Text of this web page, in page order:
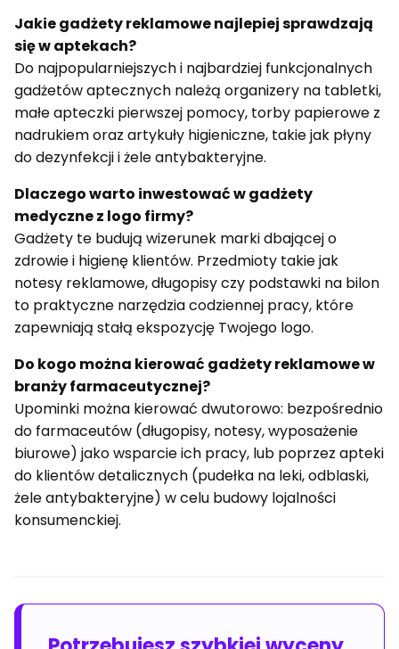
Jakie gadżety reklamowe najlepiej sprawdzają
się w aptekach?
Do najpopularniejszych i najbardziej funkcjonalnych
gadżetów aptecznych należą organizery na tabletki,
małe apteczki pierwszej pomocy, torby papierowe z
nadrukiem oraz artykuły higieniczne, takie jak płyny
do dezynfekcji i żele antybakteryjne.
Dlaczego warto inwestować w gadżety
medyczne z logo firmy?
Gadżety te budują wizerunek marki dbającej o
zdrowie i higienę klientów. Przedmioty takie jak
notesy reklamowe, długopisy czy podstawki na bilon
to praktyczne narzędzia codziennej pracy, które
zapewniają stałą ekspozycję Twojego logo.
Do kogo można kierować gadżety reklamowe w
branży farmaceutycznej?
Upominki można kierować dwutorowo: bezpośrednio
do farmaceutów (długopisy, notesy, wyposażenie
biurowe) jako wsparcie ich pracy, lub poprzez apteki
do klientów detalicznych (pudełka na leki, odblaski,
żele antybakteryjne) w celu budowy lojalności
konsumenckiej.